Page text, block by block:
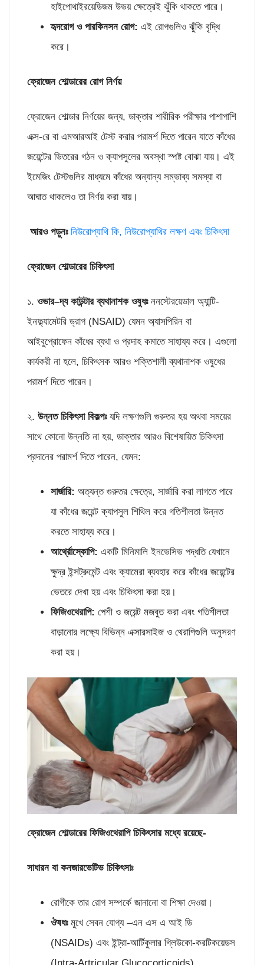
হাইপোথাইরয়েডিজম উভয় ক্ষেত্রেই ঝুঁকি থাকতে পারে।
হৃদরোগ ও পারকিনসন রোগ: এই রোগগুলিও ঝুঁকি বৃদ্ধি
করে।
ফ্রোজেন শোল্ডারের রোগ নির্ণয়
ফ্রোজেন শোল্ডার নির্ণয়ের জন্য, ডাক্তার শারীরিক পরীক্ষার পাশাপাশি
এক্স-রে বা এমআরআই টেস্ট করার পরামর্শ দিতে পারেন যাতে কাঁধের
জয়েন্টের ভিতরের গঠন ও ক্যাপসুলের অবস্থা স্পষ্ট বোঝা যায়। এই
ইমেজিং টেস্টগুলির মাধ্যমে কাঁধের অন্যান্য সম্ভাব্য সমস্যা বা
আঘাত থাকলেও তা নির্ণয় করা যায়।
আরও পড়ুনঃ নিউরোপ্যাথি কি, নিউরোপ্যাথির লক্ষণ এবং চিকিৎসা
ফ্রোজেন শোল্ডারের চিকিৎসা
১. ওভার–দ্য কাউন্টার ব্যথানাশক ওষুধঃ ননস্টেরয়েডাল অ্যান্টি-
ইনফ্ল্যামেটরি ড্রাগ (NSAID) যেমন অ্যাসপিরিন বা
আইবুপ্রোফেন কাঁধের ব্যথা ও প্রদাহ কমাতে সাহায্য করে। এগুলো
কার্যকরী না হলে, চিকিৎসক আরও শক্তিশালী ব্যথানাশক ওষুধের
পরামর্শ দিতে পারেন।
২. উন্নত চিকিৎসা বিকল্পঃ যদি লক্ষণগুলি গুরুতর হয় অথবা সময়ের
সাথে কোনো উন্নতি না হয়, ডাক্তার আরও বিশেষায়িত চিকিৎসা
প্রদানের পরামর্শ দিতে পারেন, যেমন:
সার্জারি: অত্যন্ত গুরুতর ক্ষেত্রে, সার্জারি করা লাগতে পারে
যা কাঁধের জয়েন্ট ক্যাপসুল শিথিল করে গতিশীলতা উন্নত
করতে সাহায্য করে।
আর্থ্রোস্কোপি: একটি মিনিমালি ইনভেসিভ পদ্ধতি যেখানে
ক্ষুদ্র ইন্সট্রুমেন্ট এবং ক্যামেরা ব্যবহার করে কাঁধের জয়েন্টের
ভেতরে দেখা হয় এবং চিকিৎসা করা হয়।
ফিজিওথেরাপি: পেশী ও জয়েন্ট মজবুত করা এবং গতিশীলতা
বাড়ানোর লক্ষ্যে বিভিন্ন এক্সারসাইজ ও থেরাপিগুলি অনুসরণ
করা হয়।
ফ্রোজেন শোল্ডারের ফিজিওথেরাপি চিকিৎসার মধ্যে রয়েছে-
সাধারন বা কনজারভেটিভ চিকিৎসাঃ
রোগীকে তার রোগ সম্পর্কে জানানো বা শিক্ষা দেওয়া।
ঔষধঃমুখে সেবন যোগ্য –এন এস এ আই ডি
(NSAIDs) এবং ইন্ট্রা-আর্টিকুলার গ্লিউকো-করটিকয়েডস